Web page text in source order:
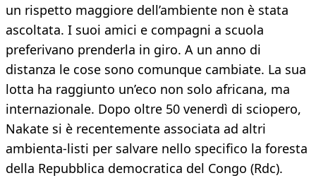
un rispetto maggiore dell’ambiente non è stata
ascoltata. I suoi amici e compagni a scuola
preferivano prenderla in giro. A un anno di
distanza le cose sono comunque cambiate. La sua
lotta ha raggiunto un’eco non solo africana, ma
internazionale. Dopo oltre 50 venerdì di sciopero,
Nakate si è recentemente associata ad altri
ambienta-listi per salvare nello specifico la foresta
della Repubblica democratica del Congo (Rdc).